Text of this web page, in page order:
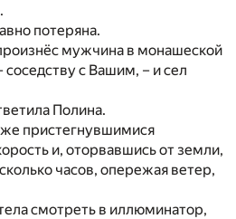
потеряна.
мужчина в монашеской
с Вашим, – и сел
Полина.
пристегнувшимися
и, оторвавшись от земли,
часов, опережая ветер,
смотреть в иллюминатор,